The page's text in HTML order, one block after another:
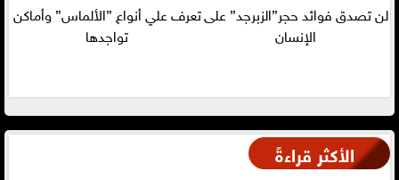
لن تصدق فوائد حجر”الزبرجد” على
الإنسان
تعرف علي أنواع ”الألماس” وأماكن
تواجدها
الأكثر قراءةً